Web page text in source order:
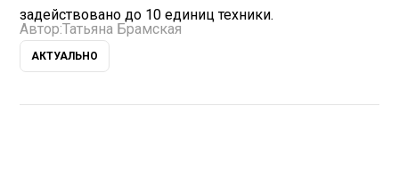
задействовано до 10 единиц техники.
Автор:Татьяна Брамская
АКТУАЛЬНО